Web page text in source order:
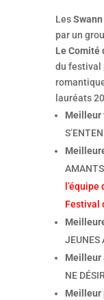
LesSwann
par un
Le Comité
du festival
lauréats
Meilleur
Festival
Meilleur
NE
Meilleur